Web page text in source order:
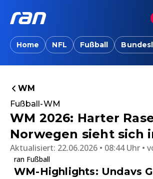
Home NFL Fußball
WM
Fußball-WM
WM 2026: Harter
Norwegen sieht sich
Aktualisiert: 22.06.2026 • 08:44 Uhr
ran Fußball
WM-Highlights: Undavs